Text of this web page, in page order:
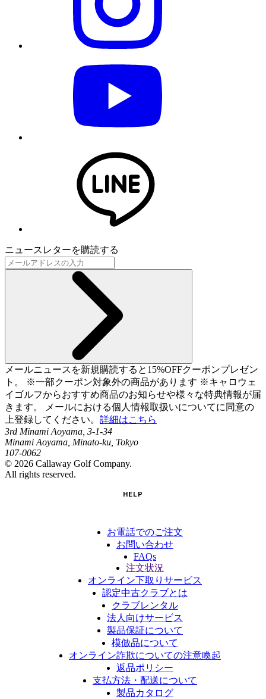
ニュースレターを購読する
メールニュースを新規購読すると15%OFFクーポンプレゼン
ト。 ※一部クーポン対象外の商品があります ※キャロウェ
イゴルフからおすすめ商品のお知らせや様々な特典情報が届
きます。 メールにおける個人情報取扱いについてに同意の
上登録してください。 詳細はこちら
3rd Minami Aoyama, 3-1-34
Minami Aoyama, Minato-ku, Tokyo
107-0062
© 2026 Callaway Golf Company.
All rights reserved.
HELP
お電話でのご注文
お問い合わせ
FAQs
注文状況
オンライン下取りサービス
認定中古クラブとは
クラブレンタル
法人向けサービス
製品保証について
模倣品について
オンライン詐欺についての注意喚起
返品ポリシー
支払方法・配送について
製品カタログ